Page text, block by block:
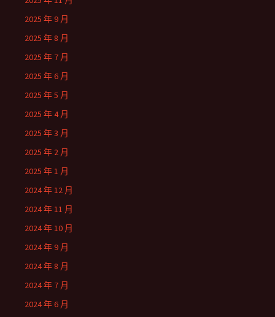
2025 年 9 月
2025 年 8 月
2025 年 7 月
2025 年 6 月
2025 年 5 月
2025 年 4 月
2025 年 3 月
2025 年 2 月
2025 年 1 月
2024 年 12 月
2024 年 11 月
2024 年 10 月
2024 年 9 月
2024 年 8 月
2024 年 7 月
2024 年 6 月